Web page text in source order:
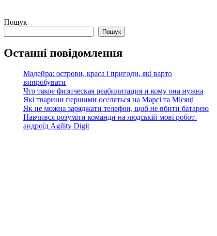
Пошук
Пошук
Останні повідомлення
Мадейра: острови, краса і пригоди, які варто
випробувати
Что такое физическая реабилитация и кому она нужна
Які тварини першими оселяться на Марсі та Місяці
Як не можна заряджати телефон, щоб не вбити батарею
Навчився розуміти команди на людській мові робот-
андроїд Agility Digit